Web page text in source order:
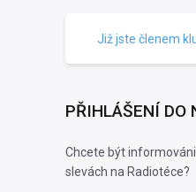
Již jste členem
PŘIHLÁŠENÍ DO
Chcete být
slevách na Radiotéce?